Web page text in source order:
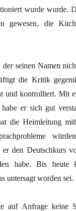
wurde wurde.
gewesen, die
seinen Namen
die Kritik
und kontrolliert. Mit
er sich gut
die Heimleitung
er den Deutschkurs
habe. Bis heute
untersagt worden sei.
auf Anfrage keine